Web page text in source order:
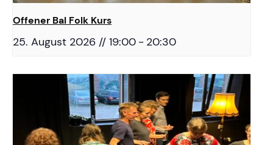
Offener Bal Folk Kurs
25. August 2026 // 19:00 - 20:30